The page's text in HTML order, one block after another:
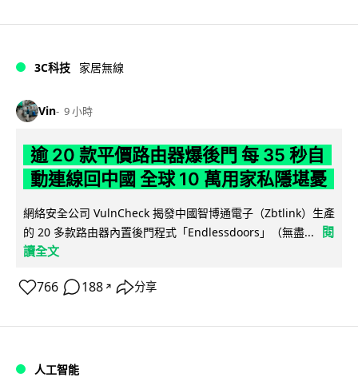
3C科技 家居無線
Vin 9 小時
逾 20 款平價路由器爆後門 每 35 秒自
動連線回中國 全球 10 萬用家私隱堪憂
網絡安全公司 VulnCheck 揭發中國智博通電子（Zbtlink）生產
的 20 多款路由器內置後門程式「Endlessdoors」（無盡...
閱
讀全文
766 188 ↗ 分享
人工智能